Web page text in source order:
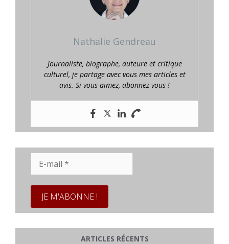
Nathalie Gendreau
Journaliste, biographe, auteure et critique
culturel, je partage avec vous mes articles et
avis. Si vous aimez, abonnez-vous !
mail
ARTICLES RÉCENTS